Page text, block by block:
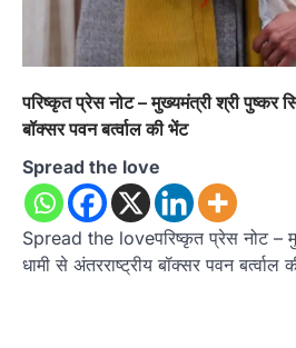
परिष्कृत प्रेस नोट – मुख्यमंत्री श्री पुष्कर
बॉक्सर पवन बर्त्वाल की भेंट
Spread the love
Spread the loveपरिष्कृत प्रेस नोट –
धामी से अंतरराष्ट्रीय बॉक्सर पवन बर्त्वाल